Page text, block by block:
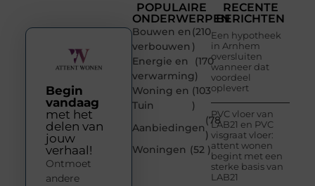
POPULAIRE
ONDERWERPEN
Bouwen en
verbouwen
(210
)
Energie en
verwarming
(170
)
Woning en
Tuin
(103
)
Aanbiedingen
(78
)
Woningen (52 )
RECENTE
BERICHTEN
Een hypotheek
in Arnhem
oversluiten
wanneer dat
voordeel
oplevert
PVC vloer van
LAB21 en PVC
visgraat vloer:
attent wonen
begint met een
sterke basis van
LAB21
Begin
vandaag
met het
delen van
jouw
verhaal!
Ontmoet
andere